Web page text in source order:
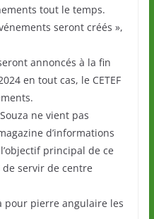
tout le temps.
seront créés »,
annoncés à la fin
en tout cas, le CETEF
ne vient pas
d’informations
principal de ce
de servir de centre
pour pierre angulaire les